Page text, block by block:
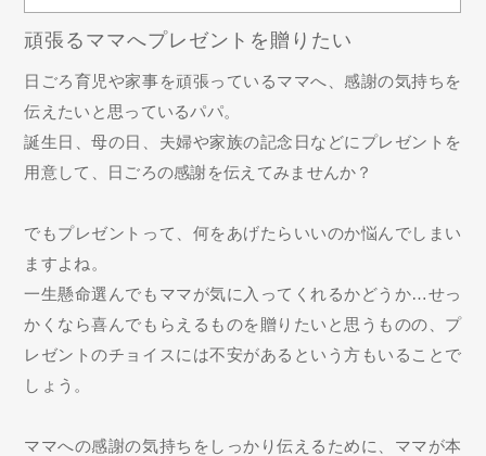
頑張るママへプレゼントを贈りたい
日ごろ育児や家事を頑張っているママへ、感謝の気持ちを
伝えたいと思っているパパ。
誕生日、母の日、夫婦や家族の記念日などにプレゼントを
用意して、日ごろの感謝を伝えてみませんか？
でもプレゼントって、何をあげたらいいのか悩んでしまい
ますよね。
一生懸命選んでもママが気に入ってくれるかどうか…せっ
かくなら喜んでもらえるものを贈りたいと思うものの、プ
レゼントのチョイスには不安があるという方もいることで
しょう。
ママへの感謝の気持ちをしっかり伝えるために、ママが本